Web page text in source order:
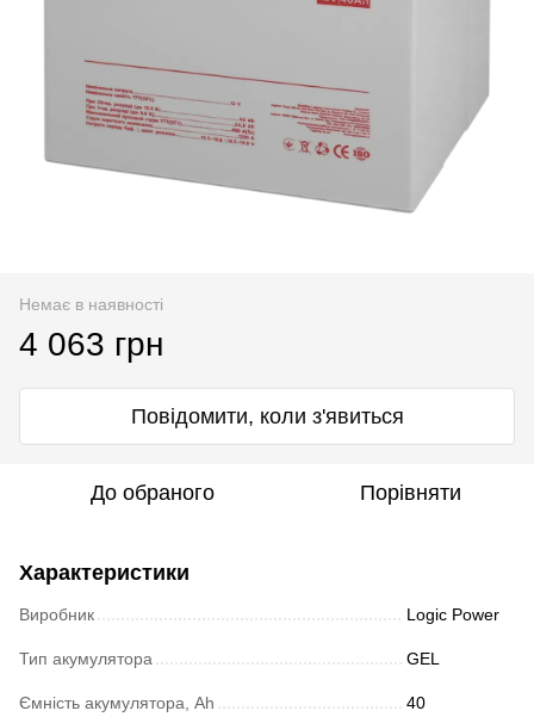
Немає в наявності
4 063 грн
Повідомити, коли з'явиться
До обраного Порівняти
Характеристики
Виробник Logic Power
Тип акумулятора GEL
Ємність акумулятора, Ah 40